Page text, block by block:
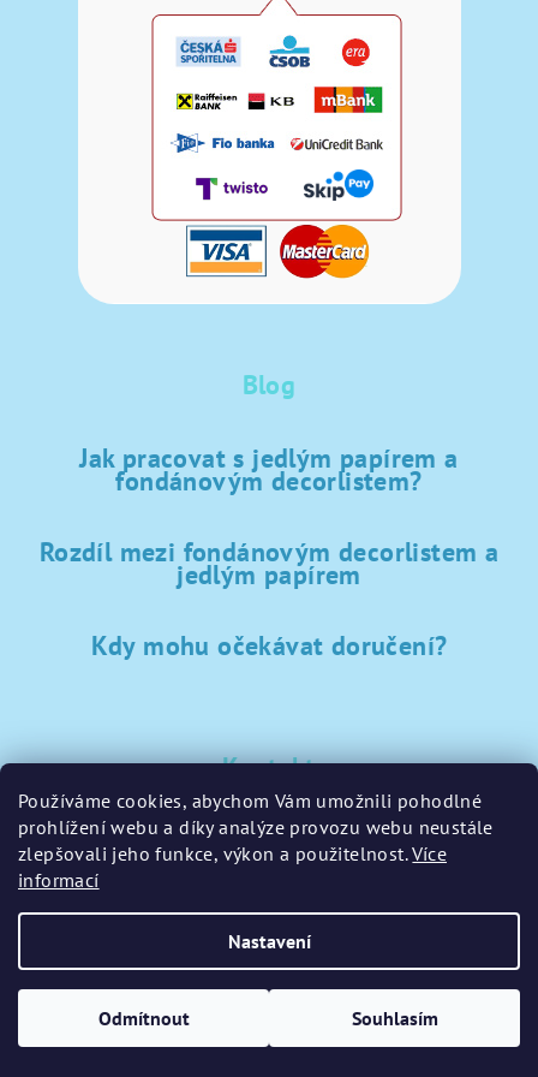
Používáme cookies, abychom Vám umožnili pohodlné
prohlížení webu a díky analýze provozu webu neustále
zlepšovali jeho funkce, výkon a použitelnost.Více
informací
Nastavení
Odmítnout Souhlasím
Blog
Jak pracovat s jedlým papírem a
fondánovým decorlistem?
Rozdíl mezi fondánovým decorlistem a
jedlým papírem
Kdy mohu očekávat doručení?
Kontakt
sklad@sladke-potreby.cz
+420 797728283
Upravit nastavení cookies
Vytvořil Shoptet